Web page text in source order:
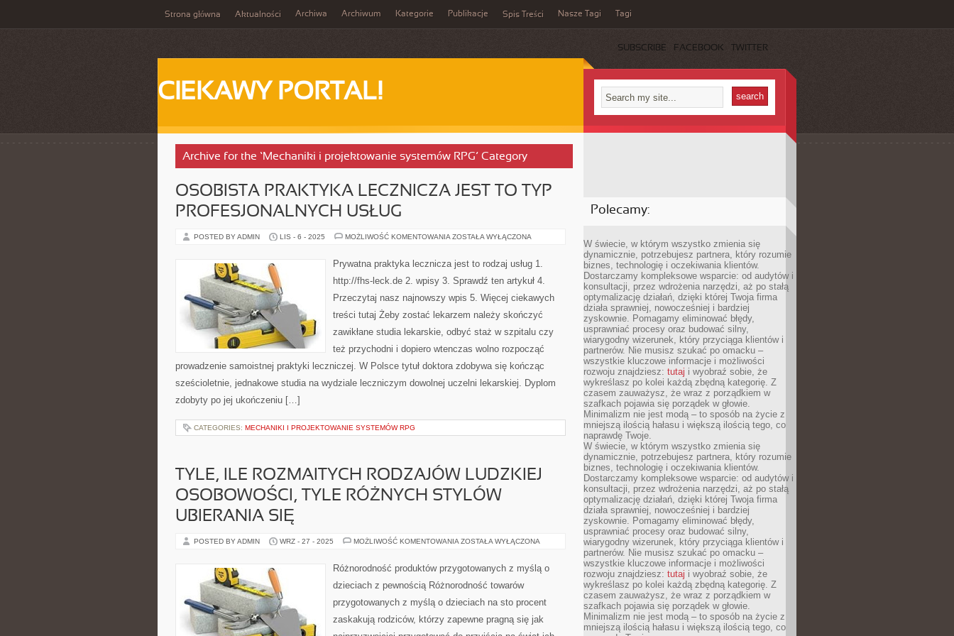
Strona główna Aktualności Archiwa Archiwum Kategorie Publikacje Spis Treści Nasze Tagi Tagi
SUBSCRIBE FACEBOOK TWITTER
CIEKAWY PORTAL!
Archive for the ‘Mechaniki i projektowanie systemów RPG’ Category
OSOBISTA PRAKTYKA LECZNICZA JEST TO TYP
PROFESJONALNYCH USŁUG
POSTED BY ADMIN LIS - 6 - 2025 MOŻLIWOŚĆ KOMENTOWANIA OSOBISTA
JEST
TO
PROFESJONALNYCH
ZOSTAŁA WYŁĄCZONA
Prywatna praktyka lecznicza jest to rodzaj usług 1.
http://fhs-leck.de 2. wpisy 3. Sprawdź ten artykuł 4.
Przeczytaj nasz najnowszy wpis 5. Więcej ciekawych
treści tutaj Żeby zostać lekarzem należy skończyć
zawikłane studia lekarskie, odbyć staż w szpitalu czy
też przychodni i dopiero wtenczas wolno rozpocząć
prowadzenie samoistnej praktyki leczniczej. W Polsce tytuł doktora zdobywa się kończąc
sześcioletnie, jednakowe studia na wydziale leczniczym dowolnej uczelni lekarskiej. Dyplom
zdobyty po jej ukończeniu […]
CATEGORIES: MECHANIKI I PROJEKTOWANIE SYSTEMÓW RPG
TYLE, ILE ROZMAITYCH RODZAJÓW LUDZKIEJ
OSOBOWOŚCI, TYLE RÓŻNYCH STYLÓW
UBIERANIA SIĘ
POSTED BY ADMIN WRZ - 27 - 2025 MOŻLIWOŚĆ KOMENTOWANIA TYLE,
RODZAJÓW
LUDZKIEJ
TYLE
STYLÓW
SIĘ
ZOSTAŁA WYŁĄCZONA
Różnorodność produktów przygotowanych z myślą o
dzieciach z pewnością Różnorodność towarów
przygotowanych z myślą o dzieciach na sto procent
zaskakują rodziców, którzy zapewne pragną się jak
Polecamy:
W świecie, w którym wszystko zmienia się
dynamicznie, potrzebujesz partnera, który rozumie
biznes, technologię i oczekiwania klientów.
Dostarczamy kompleksowe wsparcie: od audytów i
konsultacji, przez wdrożenia narzędzi, aż po stałą
optymalizację działań, dzięki której Twoja firma
działa sprawniej, nowocześniej i bardziej
zyskownie. Pomagamy eliminować błędy,
usprawniać procesy oraz budować silny,
wiarygodny wizerunek, który przyciąga klientów i
partnerów. Nie musisz szukać po omacku –
wszystkie kluczowe informacje i możliwości
rozwoju znajdziesz: tutaj i wyobraź sobie, że
wykreślasz po kolei każdą zbędną kategorię. Z
czasem zauważysz, że wraz z porządkiem w
szafkach pojawia się porządek w głowie.
Minimalizm nie jest modą – to sposób na życie z
mniejszą ilością hałasu i większą ilością tego, co
naprawdę Twoje.
W świecie, w którym wszystko zmienia się
dynamicznie, potrzebujesz partnera, który rozumie
biznes, technologię i oczekiwania klientów.
Dostarczamy kompleksowe wsparcie: od audytów i
konsultacji, przez wdrożenia narzędzi, aż po stałą
optymalizację działań, dzięki której Twoja firma
działa sprawniej, nowocześniej i bardziej
zyskownie. Pomagamy eliminować błędy,
usprawniać procesy oraz budować silny,
wiarygodny wizerunek, który przyciąga klientów i
partnerów. Nie musisz szukać po omacku –
wszystkie kluczowe informacje i możliwości
rozwoju znajdziesz: tutaj i wyobraź sobie, że
wykreślasz po kolei każdą zbędną kategorię. Z
czasem zauważysz, że wraz z porządkiem w
szafkach pojawia się porządek w głowie.
Minimalizm nie jest modą – to sposób na życie z
mniejszą ilością hałasu i większą ilością tego, co